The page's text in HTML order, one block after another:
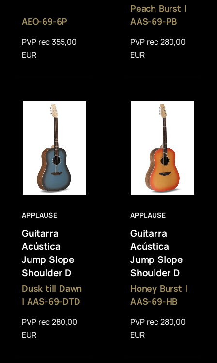
AEO-69-6P
PVP rec 355,00
EUR
Peach Burst |
AAS-69-PB
PVP rec 280,00
EUR
APPLAUSE
Guitarra
Acústica
Jump Slope
Shoulder D
Dusk till Dawn
| AAS-69-DTD
PVP rec 280,00
EUR
APPLAUSE
Guitarra
Acústica
Jump Slope
Shoulder D
Honey Burst |
AAS-69-HB
PVP rec 280,00
EUR